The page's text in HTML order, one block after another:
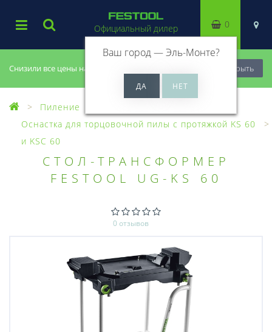
Снизили все цены на 20%, успей купить! Закрыть
Официальный дилер
Ваш город —Эль-Монте?
0
Пиление
Оснастка для торцовочной пилы с протяжкой KS 60
и KSC 60
СТОЛ-ТРАНСФОРМЕР
FESTOOL UG-KS 60
0 отзывов